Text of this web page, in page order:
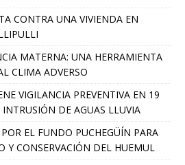
CONTRA UNA VIVIENDA EN
MATERNA: UNA HERRAMIENTA
CLIMA ADVERSO
VIGILANCIA PREVENTIVA EN 19
DE AGUAS LLUVIA
EL FUNDO PUCHEGÜÍN PARA
Y CONSERVACIÓN DEL HUEMUL